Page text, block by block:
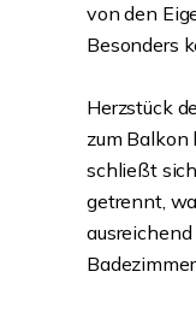
von den
Besonders
Herzstück
zum
schließt
getrennt,